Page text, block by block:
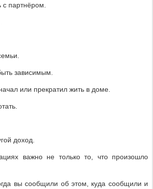
с партнёром.
зависимым.
или прекратил жить в доме.
доход.
важно не только то, что произошло
вы сообщили об этом, куда сообщили и